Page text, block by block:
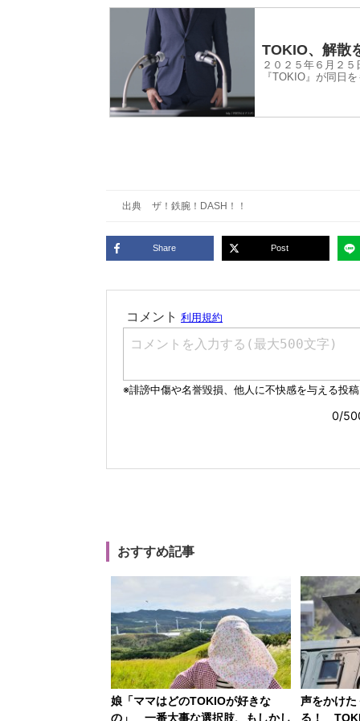
TOKIO、解散
２０２５年６月２
『TOKIO』が同日
出典 ザ！鉄腕！DASH！！
Share Post
おすすめ記事
娘「ママはどのTOKIOが好きな
の」 一番大事な選択肢、もしかし
声をかけた
る！